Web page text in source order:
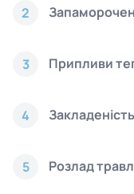
2
3 Припливи
4
5 Розлад